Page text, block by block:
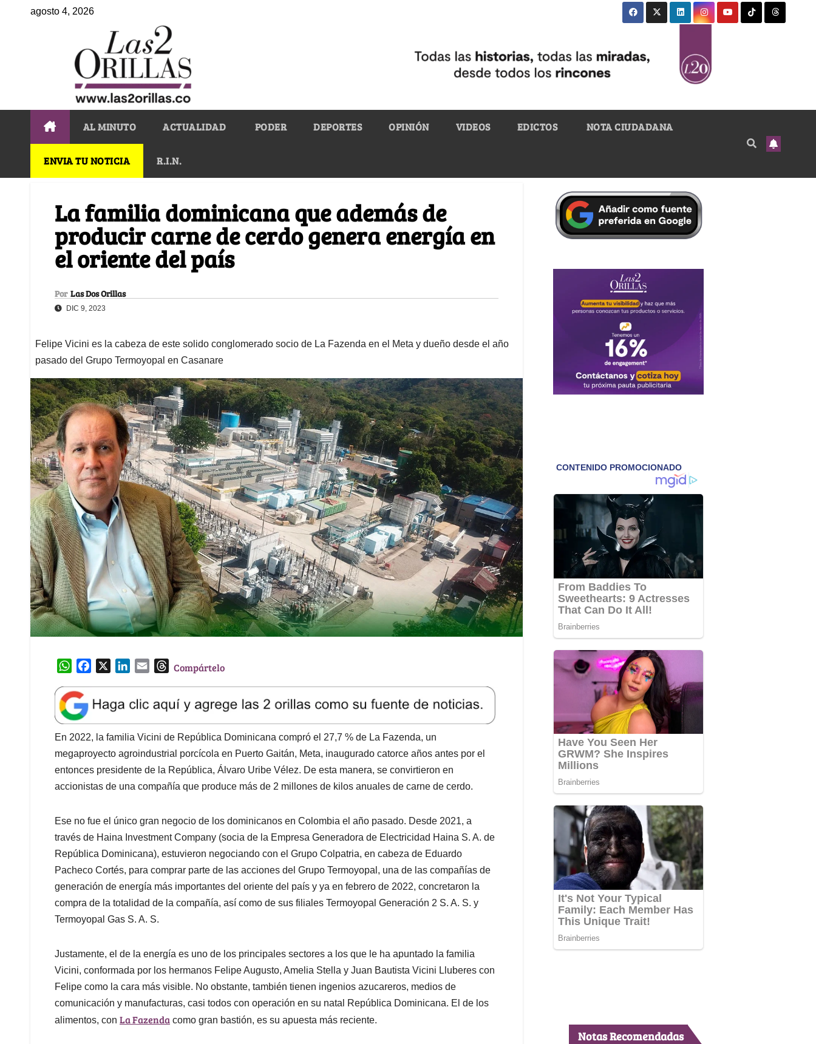
agosto 4, 2026
AL MINUTO ACTUALIDAD PODER DEPORTES OPINIÓN VIDEOS EDICTOS NOTA CIUDADANA
ENVIA TU NOTICIA R.I.N.
La familia dominicana que además de
producir carne de cerdo genera energía en
el oriente del país
Por Las Dos Orillas
DIC 9, 2023
Felipe Vicini es la cabeza de este solido conglomerado socio de La Fazenda en el Meta y dueño desde el año
pasado del Grupo Termoyopal en Casanare
W
a
t
s
A
p
p
e
b
o
o
k
k
e
d
I
n
l
T
e
a
d
s
Compártelo
En 2022, la familia Vicini de República Dominicana compró el 27,7 % de La Fazenda, un
megaproyecto agroindustrial porcícola en Puerto Gaitán, Meta, inaugurado catorce años antes por el
entonces presidente de la República, Álvaro Uribe Vélez. De esta manera, se convirtieron en
accionistas de una compañía que produce más de 2 millones de kilos anuales de carne de cerdo.
Ese no fue el único gran negocio de los dominicanos en Colombia el año pasado. Desde 2021, a
través de Haina Investment Company (socia de la Empresa Generadora de Electricidad Haina S. A. de
República Dominicana), estuvieron negociando con el Grupo Colpatria, en cabeza de Eduardo
Pacheco Cortés, para comprar parte de las acciones del Grupo Termoyopal, una de las compañías de
generación de energía más importantes del oriente del país y ya en febrero de 2022, concretaron la
compra de la totalidad de la compañía, así como de sus filiales Termoyopal Generación 2 S. A. S. y
Termoyopal Gas S. A. S.
Justamente, el de la energía es uno de los principales sectores a los que le ha apuntado la familia
Vicini, conformada por los hermanos Felipe Augusto, Amelia Stella y Juan Bautista Vicini Lluberes con
Felipe como la cara más visible. No obstante, también tienen ingenios azucareros, medios de
comunicación y manufacturas, casi todos con operación en su natal República Dominicana. El de los
alimentos, con La Fazenda como gran bastión, es su apuesta más reciente.
Notas Recomendadas